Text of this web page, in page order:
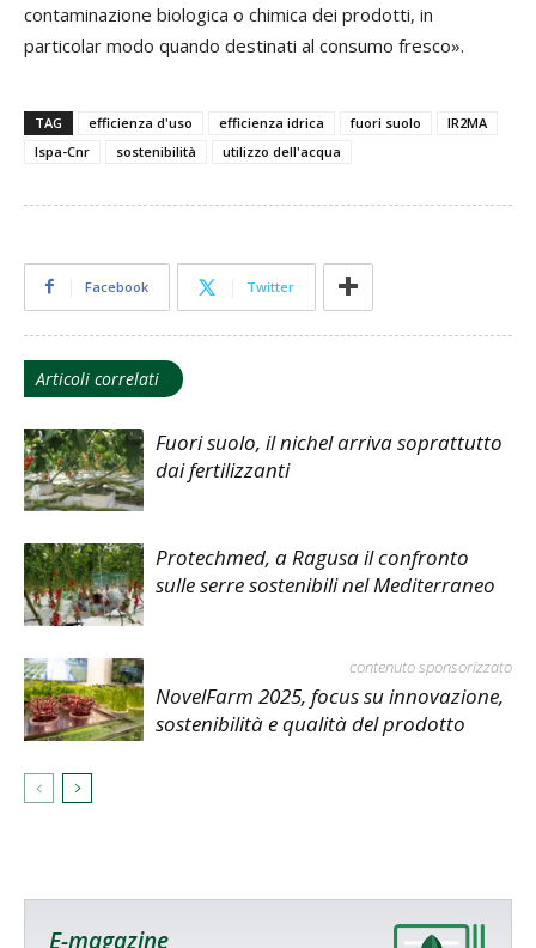
contaminazione biologica o chimica dei prodotti, in
particolar modo quando destinati al consumo fresco».
TAG efficienza d'uso efficienza idrica fuori suolo
IR2MA
Ispa-Cnr
sostenibilità utilizzo dell'acqua
Facebook Twitter
Articoli correlati
Fuori suolo, il nichel arriva soprattutto
dai fertilizzanti
Protechmed, a Ragusa il confronto
sulle serre sostenibili nel Mediterraneo
contenuto sponsorizzato
NovelFarm 2025, focus su innovazione,
sostenibilità e qualità del prodotto
E-magazine